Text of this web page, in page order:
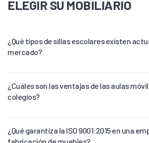
ELEGIR SU MOBILIARIO
¿Qué tipos de sillas escolares existen
mercado?
¿Cuáles son las ventajas de las aulas
colegios?
¿Qué garantiza la ISO 9001:2015 en una
fabricación de muebles?